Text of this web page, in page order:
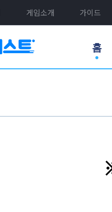
게임소개 가이드
홈